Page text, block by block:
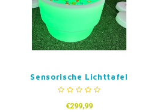
Sensorische Lichttafel
60 cm – Playlearn
€299,99